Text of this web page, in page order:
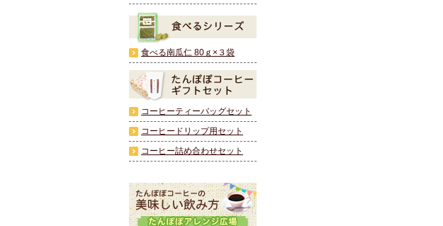
食べる南瓜仁 80ｇ×３袋
コーヒーティーバッグセット
コーヒードリップ用セット
コーヒー詰め合わせセット